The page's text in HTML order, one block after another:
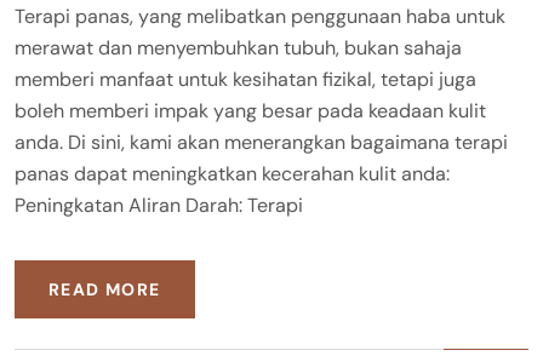
Terapi panas, yang melibatkan penggunaan haba untuk
merawat dan menyembuhkan tubuh, bukan sahaja
memberi manfaat untuk kesihatan fizikal, tetapi juga
boleh memberi impak yang besar pada keadaan kulit
anda. Di sini, kami akan menerangkan bagaimana terapi
panas dapat meningkatkan kecerahan kulit anda:
Peningkatan Aliran Darah: Terapi
READ MORE